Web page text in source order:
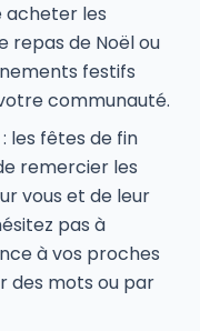
acheter les
repas de Noël ou
festifs
communauté.
: les fêtes de fin
remercier les
vous et de leur
pas à
à vos proches
des mots ou par